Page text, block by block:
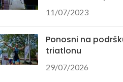
11/07/2023
Ponosni na
triatlonu
29/07/2026